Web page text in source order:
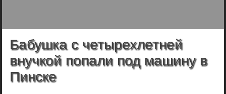
Бабушка с четырехлетней
внучкой попали под машину в
Пинске